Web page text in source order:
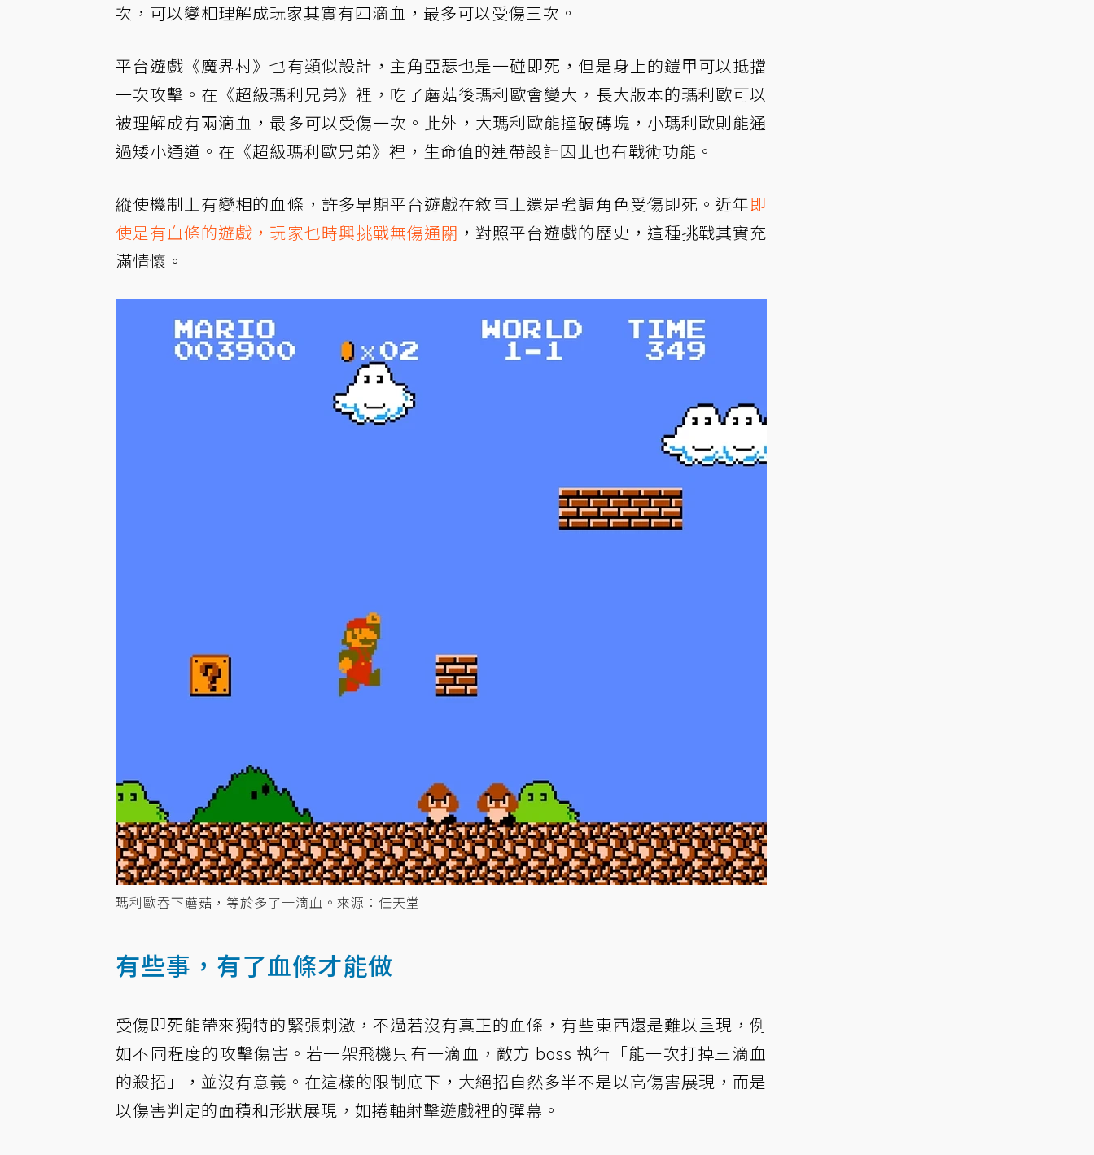
次，可以變相理解成玩家其實有四滴血，最多可以受傷三次。
平台遊戲《魔界村》也有類似設計，主角亞瑟也是一碰即死，但是身上的鎧甲可以抵擋
一次攻擊。在《超級瑪利兄弟》裡，吃了蘑菇後瑪利歐會變大，長大版本的瑪利歐可以
被理解成有兩滴血，最多可以受傷一次。此外，大瑪利歐能撞破磚塊，小瑪利歐則能通
過矮小通道。在《超級瑪利歐兄弟》裡，生命值的連帶設計因此也有戰術功能。
縱使機制上有變相的血條，許多早期平台遊戲在敘事上還是強調角色受傷即死。近年即
使是有血條的遊戲，玩家也時興挑戰無傷通關 ，對照平台遊戲的歷史，這種挑戰其實充
滿情懷。
瑪利歐吞下蘑菇，等於多了一滴血。來源：任天堂
有些事，有了血條才能做
受傷即死能帶來獨特的緊張刺激，不過若沒有真正的血條，有些東西還是難以呈現，例
如不同程度的攻擊傷害。若一架飛機只有一滴血，敵方 boss 執行「能一次打掉三滴血
的殺招」，並沒有意義。在這樣的限制底下，大絕招自然多半不是以高傷害展現，而是
以傷害判定的面積和形狀展現，如捲軸射擊遊戲裡的彈幕。